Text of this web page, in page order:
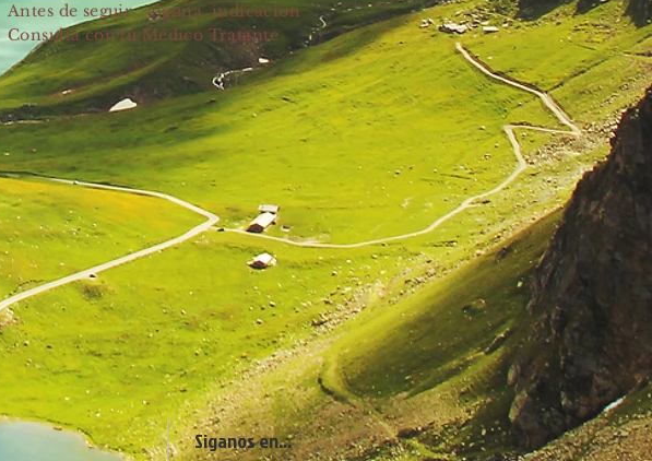
Antes de seguir alguna indicación
Consulta con tu Médico Tratante
Siganos en...